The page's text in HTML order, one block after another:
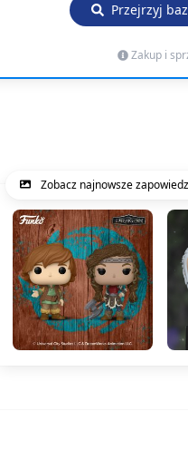
Przejrzyj
Zakup i
Edycja
Zobacz najnowsze